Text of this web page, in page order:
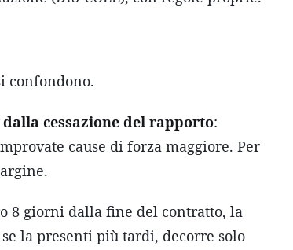
confondono.
cessazione del rapporto:
cause di forza maggiore. Per
8 giorni dalla fine del contratto, la
la presenti più tardi, decorre solo